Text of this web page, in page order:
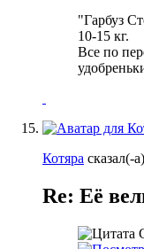
"Гарбуз
10-15 кг.
Все по
Котяра сказал(-
Re: Её